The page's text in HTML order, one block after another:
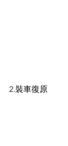
2.裝車復原